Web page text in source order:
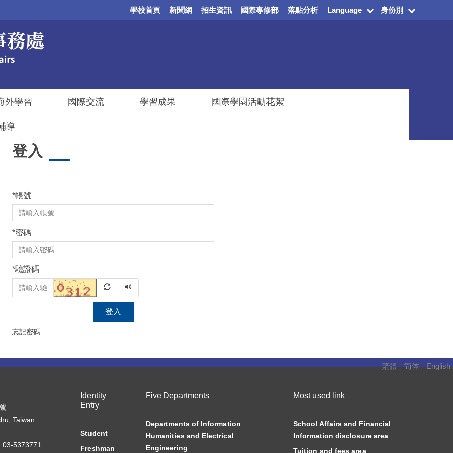
學校首頁 新聞網 招生資訊 國際專修部 落點分析 Language 身份別
外學習 國際交流 學習成果 國際學園活動花絮
導
登入
*帳號
*密碼
*驗證碼
登入
忘記密碼
繁體 简体 English
Taiwan
5373771
Identity
Entry
Student
Freshman
Five Departments
Departments of Information
Humanities and Electrical
Engineering
Most used link
School Affairs and Financial
Information disclosure area
Tuition and fees area